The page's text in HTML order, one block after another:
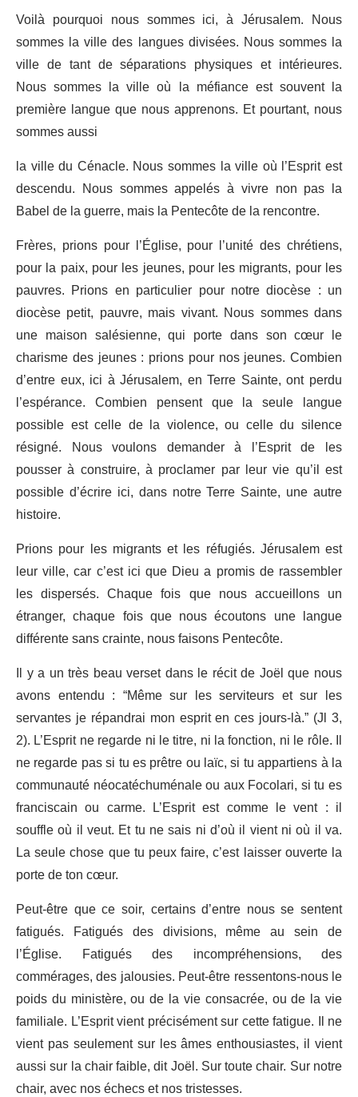
Voilà pourquoi nous sommes ici, à Jérusalem. Nous
sommes la ville des langues divisées. Nous sommes la
ville de tant de séparations physiques et intérieures.
Nous sommes la ville où la méfiance est souvent la
première langue que nous apprenons. Et pourtant, nous
sommes aussi
la ville du Cénacle. Nous sommes la ville où l’Esprit est
descendu. Nous sommes appelés à vivre non pas la
Babel de la guerre, mais la Pentecôte de la rencontre.
Frères, prions pour l’Église, pour l’unité des chrétiens,
pour la paix, pour les jeunes, pour les migrants, pour les
pauvres. Prions en particulier pour notre diocèse : un
diocèse petit, pauvre, mais vivant. Nous sommes dans
une maison salésienne, qui porte dans son cœur le
charisme des jeunes : prions pour nos jeunes. Combien
d’entre eux, ici à Jérusalem, en Terre Sainte, ont perdu
l’espérance. Combien pensent que la seule langue
possible est celle de la violence, ou celle du silence
résigné. Nous voulons demander à l’Esprit de les
pousser à construire, à proclamer par leur vie qu’il est
possible d’écrire ici, dans notre Terre Sainte, une autre
histoire.
Prions pour les migrants et les réfugiés. Jérusalem est
leur ville, car c’est ici que Dieu a promis de rassembler
les dispersés. Chaque fois que nous accueillons un
étranger, chaque fois que nous écoutons une langue
différente sans crainte, nous faisons Pentecôte.
Il y a un très beau verset dans le récit de Joël que nous
avons entendu : “Même sur les serviteurs et sur les
servantes je répandrai mon esprit en ces jours-là.” (Jl 3,
2). L’Esprit ne regarde ni le titre, ni la fonction, ni le rôle. Il
ne regarde pas si tu es prêtre ou laïc, si tu appartiens à la
communauté néocatéchuménale ou aux Focolari, si tu es
franciscain ou carme. L’Esprit est comme le vent : il
souffle où il veut. Et tu ne sais ni d’où il vient ni où il va.
La seule chose que tu peux faire, c’est laisser ouverte la
porte de ton cœur.
Peut-être que ce soir, certains d’entre nous se sentent
fatigués. Fatigués des divisions, même au sein de
l’Église. Fatigués des incompréhensions, des
commérages, des jalousies. Peut-être ressentons-nous le
poids du ministère, ou de la vie consacrée, ou de la vie
familiale. L’Esprit vient précisément sur cette fatigue. Il ne
vient pas seulement sur les âmes enthousiastes, il vient
aussi sur la chair faible, dit Joël. Sur toute chair. Sur notre
chair, avec nos échecs et nos tristesses.